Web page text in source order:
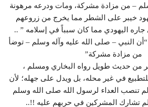
– من مزادة مشركة، ومات ودرعه مرهونة
خيبر على الشطر مما يخرج من زروعهم
اليهودي مما كان سبباً في إسلامه ” ..
النبي – صلى الله عليه وآله وسلم – توضأ
من مزادة مشركة”
من حديث طويل رواه البخاري ومسلم ،
في غير محله، بل ويدل على جهله؛ لأن
تنصب العداء لرسول الله صلى الله وسلم
تشارك المشركين في حربهم عليه !!..